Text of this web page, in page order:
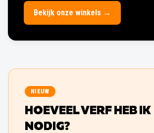
Bekijk onze winkels →
NIEUW
HOEVEEL VERF HEB IK
NODIG?